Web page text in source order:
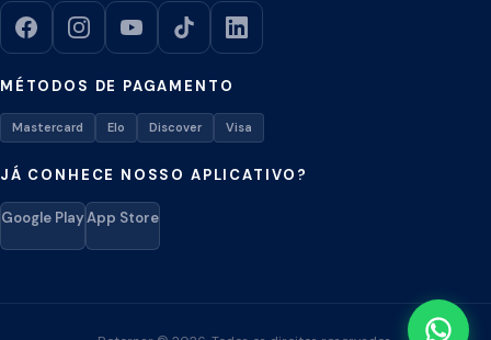
MÉTODOS DE PAGAMENTO
Mastercard Elo Discover Visa
JÁ CONHECE NOSSO APLICATIVO?
Google PlayApp Store